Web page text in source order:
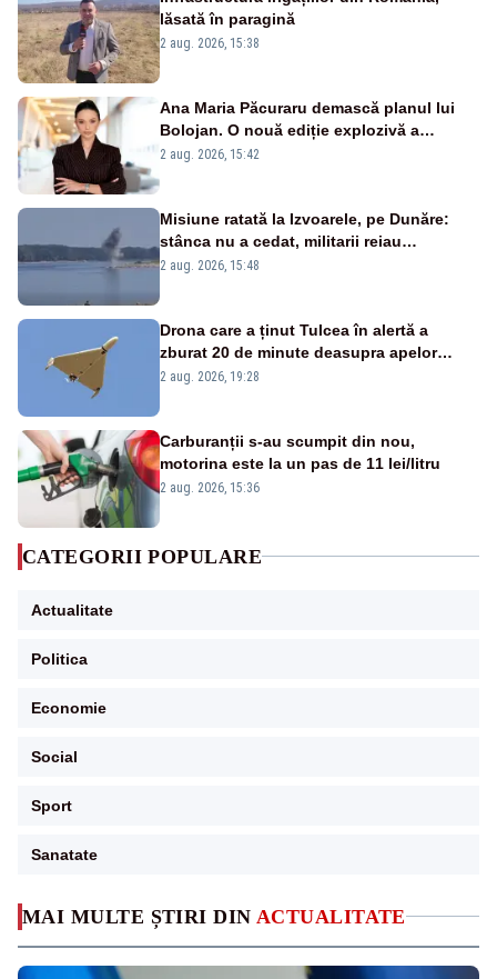
MAI MULTE ȘTIRI DIN ACTUALITATE
lăsată în paragină
2 aug. 2026, 15:38
Ana Maria Păcuraru demască planul lui
Bolojan. O nouă ediție explozivă a
emisiunii „Miza Zilei” la Realitatea PLUS
2 aug. 2026, 15:42
Misiune ratată la Izvoarele, pe Dunăre:
stânca nu a cedat, militarii reiau
detonările luni – VIDEO
2 aug. 2026, 15:48
Drona care a ținut Tulcea în alertă a
zburat 20 de minute deasupra apelor
României. Au fost ridicate două F-16
2 aug. 2026, 19:28
Carburanții s-au scumpit din nou,
motorina este la un pas de 11 lei/litru
2 aug. 2026, 15:36
CATEGORII POPULARE
Actualitate
Politica
Economie
Social
Sport
Sanatate